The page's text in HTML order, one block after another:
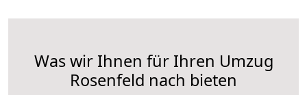
Was wir Ihnen für Ihren Umzug
Rosenfeld nach bieten